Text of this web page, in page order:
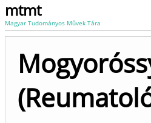
mtmt
Magyar Tudományos Művek Tára